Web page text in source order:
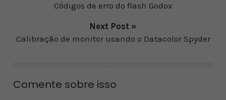
Códigos de erro do flash Godox
Next Post »
Calibração de monitor usando o Datacolor Spyder
Comente sobre isso